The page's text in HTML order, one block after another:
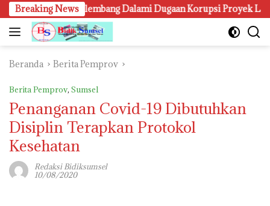
Langsung
ke
konten
Breaking News
Kejari Palembang Dalami Dugaan Korupsi Proyek Lampu
Beranda Berita Pemprov
Berita Pemprov, Sumsel
Penanganan Covid-19 Dibutuhkan
Disiplin Terapkan Protokol
Kesehatan
Redaksi Bidiksumsel
10/08/2020